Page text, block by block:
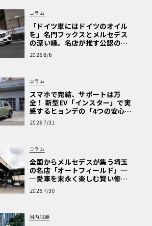
コラム
「ドイツ車にはドイツのオイル
を」名門フックスとメルセデス
の深い縁。名店が推す公認の安
心と、Cクラスで味わうシルキー
な走り〈PR〉
2026 8/6
コラム
スマホで完結、サポートは万
全！ 新型EV「インスター」で実
感するヒョンデの「4つの安心」
【第1回・ヒョンデ6つの疑問：
Why? Hyundai?】〈PR〉
2026 7/31
コラム
全国からメルセデスが集う埼玉
の名店「オートフィールド」─
─愛車を末永く楽しむ賢い修理
術と、プロがフックス製オイル
を選ぶ理由〈PR〉
2026 7/30
国内試乗